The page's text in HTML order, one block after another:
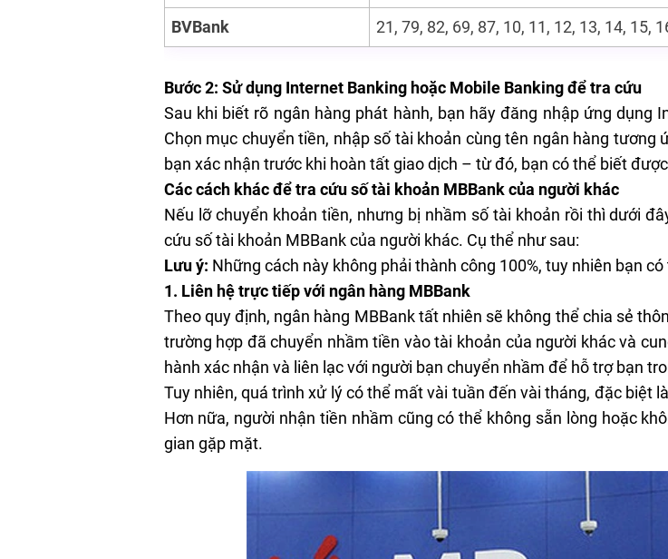
BVBank 21, 79, 82, 69, 87, 10, 11, 12, 13, 14, 15,
Bước 2: Sử dụng Internet Banking hoặc Mobile Banking để tra cứu
Sau khi biết rõ ngân hàng phát hành, bạn hãy đăng nhập ứng dụng
Chọn mục chuyển tiền, nhập số tài khoản cùng tên ngân hàng
bạn xác nhận trước khi hoàn tất giao dịch – từ đó, bạn có thể biết
Các cách khác để tra cứu số tài khoản MBBank của người khác
Nếu lỡ chuyển khoản tiền, nhưng bị nhầm số tài khoản rồi thì dưới
cứu số tài khoản MBBank của người khác. Cụ thể như sau:
Lưu ý: Những cách này không phải thành công 100%, tuy nhiên bạn
1. Liên hệ trực tiếp với ngân hàng MBBank
Theo quy định, ngân hàng MBBank tất nhiên sẽ không thể chia sẻ
trường hợp đã chuyển nhầm tiền vào tài khoản của người khác và
hành xác nhận và liên lạc với người bạn chuyển nhầm để hỗ trợ bạn
Tuy nhiên, quá trình xử lý có thể mất vài tuần đến vài tháng, đặc biệt
Hơn nữa, người nhận tiền nhầm cũng có thể không sẵn lòng hoặc
gian gặp mặt.